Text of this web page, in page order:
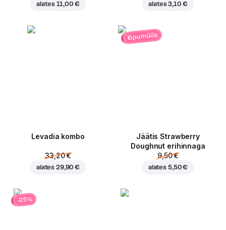
alates 11,00 € alates3,10 €
Levadia kombo
33,20 €
alates 29,90 €
lõpumüük
Jäätis Strawberry
Doughnut erihinnaga
9,50 €
alates 5,50 €
-25%